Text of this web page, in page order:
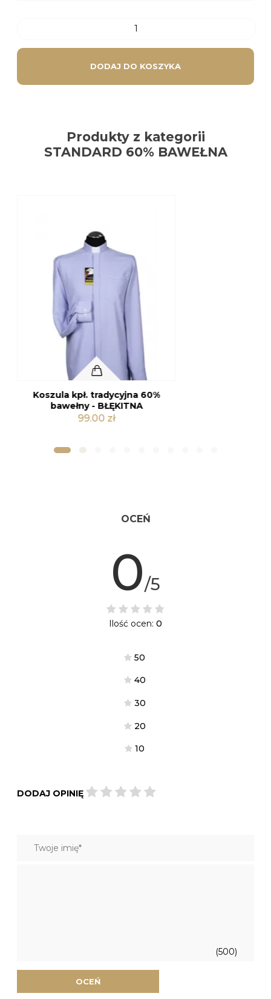
DODAJ DO KOSZYKA
Produkty z kategorii
STANDARD 60% BAWEŁNA
Kolor
Koszula kpł. tradycyjna 60%
bawełny - BIAŁA
OCEŃ
0/5
Ilość ocen: 0
50
40
30
20
10
DODAJ OPINIĘ
(500)
OCEŃ